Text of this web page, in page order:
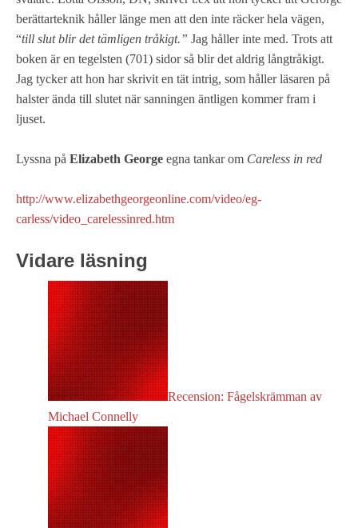
berättarteknik håller länge men att den inte räcker hela vägen,
“till slut blir det tämligen tråkigt.” Jag håller inte med. Trots att
boken är en tegelsten (701) sidor så blir det aldrig långtråkigt.
Jag tycker att hon har skrivit en tät intrig, som håller läsaren på
halster ända till slutet när sanningen äntligen kommer fram i
ljuset.
Lyssna på Elizabeth George egna tankar om Careless in red
http://www.elizabethgeorgeonline.com/video/eg-
carless/video_carelessinred.htm
Vidare läsning
Recension: Fågelskrämman av
Michael Connelly